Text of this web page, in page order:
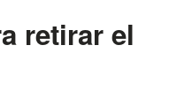
retirar el